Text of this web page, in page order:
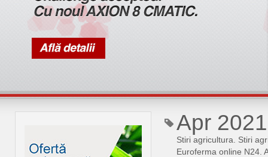
Apr 2021
Stiri agricultura. Stiri
Euroferma online N24.